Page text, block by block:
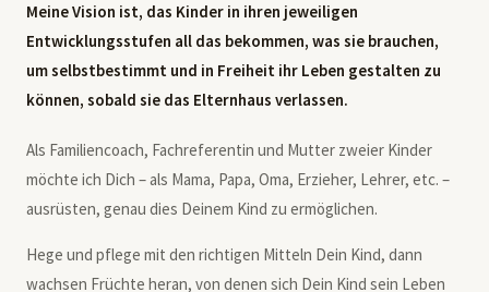
Meine Vision ist, das Kinder in ihren jeweiligen
Entwicklungsstufen all das bekommen, was sie brauchen,
um selbstbestimmt und in Freiheit ihr Leben gestalten zu
können, sobald sie das Elternhaus verlassen.
Als Familiencoach, Fachreferentin und Mutter zweier Kinder
möchte ich Dich – als Mama, Papa, Oma, Erzieher, Lehrer, etc. –
ausrüsten, genau dies Deinem Kind zu ermöglichen.
Hege und pflege mit den richtigen Mitteln Dein Kind, dann
wachsen Früchte heran, von denen sich Dein Kind sein Leben